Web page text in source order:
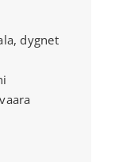
dygnet